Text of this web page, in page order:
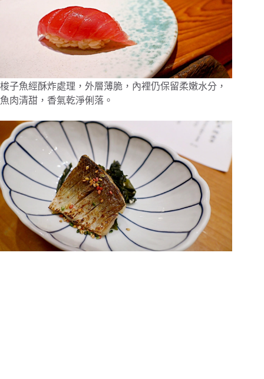
梭子魚經酥炸處理，外層薄脆，內裡仍保留柔嫩水分，
魚肉清甜，香氣乾淨俐落。